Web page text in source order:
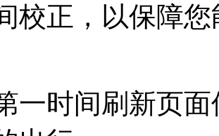
校正，以保障
一时间刷新页